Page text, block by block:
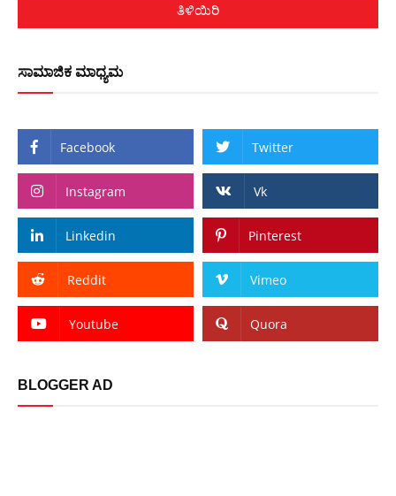
ತಿಳಿಯಿರಿ
ಸಾಮಾಜಿಕ ಮಾಧ್ಯಮ
Facebook Twitter
Instagram Vk
Linkedin Pinterest
Reddit Vimeo
Youtube Quora
BLOGGER AD